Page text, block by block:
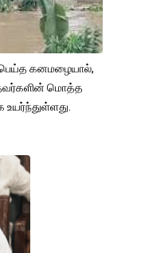
பெய்த கனமழையால்,
மொத்த